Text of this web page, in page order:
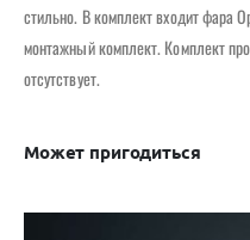
стильно. В комплект входит фара
монтажный комплект. Комплект
отсутствует.
Может пригодиться